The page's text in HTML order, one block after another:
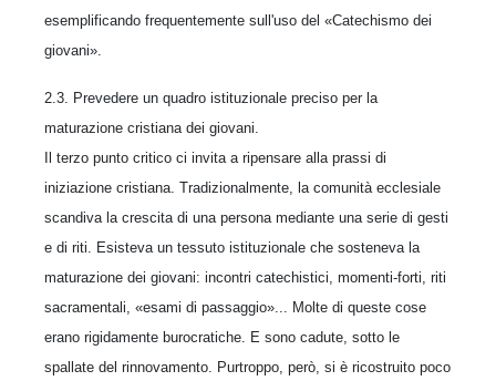
esemplificando frequentemente sull'uso del «Catechismo dei
giovani».
2.3. Prevedere un quadro istituzionale preciso per la
maturazione cristiana dei giovani.
Il terzo punto critico ci invita a ripensare alla prassi di
iniziazione cristiana. Tradizionalmente, la comunità ecclesiale
scandiva la crescita di una persona mediante una serie di gesti
e di riti. Esisteva un tessuto istituzionale che sosteneva la
maturazione dei giovani: incontri catechistici, momenti-forti, riti
sacramentali, «esami di passaggio»... Molte di queste cose
erano rigidamente burocratiche. E sono cadute, sotto le
spallate del rinnovamento. Purtroppo, però, si è ricostruito poco